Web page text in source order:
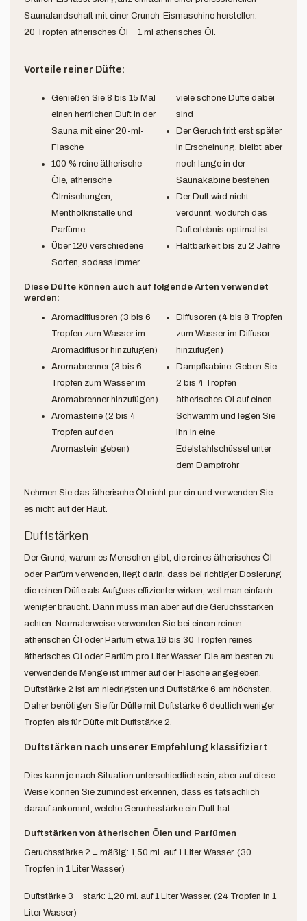
Saunalandschaft mit einer Crunch-Eismaschine herstellen.
20 Tropfen ätherisches Öl = 1 ml ätherisches Öl.
Vorteile reiner Düfte:
Genießen Sie 8 bis 15 Mal
einen herrlichen Duft in der
Sauna mit einer 20-ml-
Flasche
100 % reine ätherische
Öle, ätherische
Ölmischungen,
Mentholkristalle und
Parfüme
Über 120 verschiedene
Sorten, sodass immer
viele schöne Düfte dabei
sind
Der Geruch tritt erst später
in Erscheinung, bleibt aber
noch lange in der
Saunakabine bestehen
Der Duft wird nicht
verdünnt, wodurch das
Dufterlebnis optimal ist
Haltbarkeit bis zu 2 Jahre
Diese Düfte können auch auf folgende Arten verwendet
werden:
Aromadiffusoren (3 bis 6
Tropfen zum Wasser im
Aromadiffusor hinzufügen)
Aromabrenner (3 bis 6
Tropfen zum Wasser im
Aromabrenner hinzufügen)
Aromasteine (2 bis 4
Tropfen auf den
Aromastein geben)
Diffusoren (4 bis 8 Tropfen
zum Wasser im Diffusor
hinzufügen)
Dampfkabine: Geben Sie
2 bis 4 Tropfen
ätherisches Öl auf einen
Schwamm und legen Sie
ihn in eine
Edelstahlschüssel unter
dem Dampfrohr
Nehmen Sie das ätherische Öl nicht pur ein und verwenden Sie
es nicht auf der Haut.
Duftstärken
Der Grund, warum es Menschen gibt, die reines ätherisches Öl
oder Parfüm verwenden, liegt darin, dass bei richtiger Dosierung
die reinen Düfte als Aufguss effizienter wirken, weil man einfach
weniger braucht. Dann muss man aber auf die Geruchsstärken
achten. Normalerweise verwenden Sie bei einem reinen
ätherischen Öl oder Parfüm etwa 16 bis 30 Tropfen reines
ätherisches Öl oder Parfüm pro Liter Wasser. Die am besten zu
verwendende Menge ist immer auf der Flasche angegeben.
Duftstärke 2 ist am niedrigsten und Duftstärke 6 am höchsten.
Daher benötigen Sie für Düfte mit Duftstärke 6 deutlich weniger
Tropfen als für Düfte mit Duftstärke 2.
Duftstärken nach unserer Empfehlung klassifiziert
Dies kann je nach Situation unterschiedlich sein, aber auf diese
Weise können Sie zumindest erkennen, dass es tatsächlich
darauf ankommt, welche Geruchsstärke ein Duft hat.
Duftstärken von ätherischen Ölen und Parfümen
Geruchsstärke 2 = mäßig: 1,50 ml. auf 1 Liter Wasser. (30
Tropfen in 1 Liter Wasser)
Duftstärke 3 = stark: 1,20 ml. auf 1 Liter Wasser. (24 Tropfen in 1
Liter Wasser)